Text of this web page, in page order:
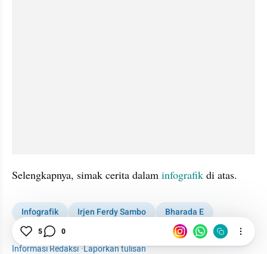
Selengkapnya, simak cerita dalam infografik di atas.
Infografik Irjen Ferdy Sambo
Bharada E
Brigadir Yosua
Misteri Kematian Brigadir Yosua
Informasi Redaksi·Laporkan tulisan
5 0